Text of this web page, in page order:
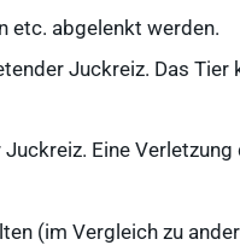
etc. abgelenkt werden.
Juckreiz. Das Tier
Eine
(im Vergleich zu